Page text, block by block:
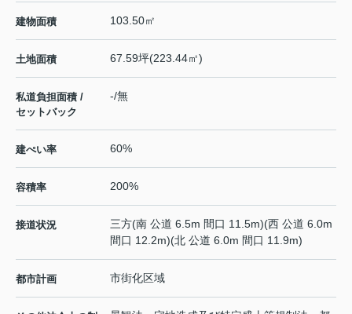
建物面積 103.50㎡
土地面積 67.59坪(223.44㎡)
私道負担面積 /
セットバック
-/無
建ぺい率 60%
容積率 200%
接道状況
三方(南 公道 6.5m 間口 11.5m)(西 公道 6.0m
間口 12.2m)(北 公道 6.0m 間口 11.9m)
都市計画 市街化区域